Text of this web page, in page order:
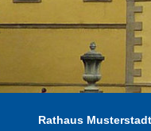
Rathaus Musterstadt